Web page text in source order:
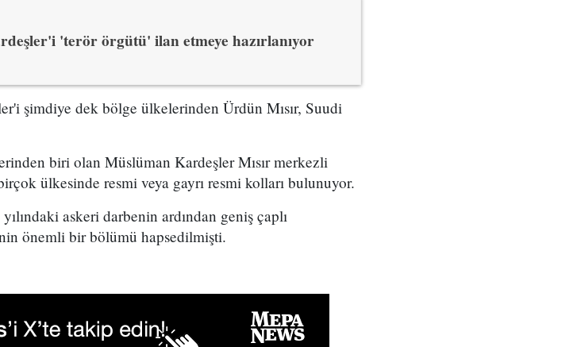
'terör örgütü' ilan etmeye hazırlanıyor
şimdiye dek bölge ülkelerinden Ürdün Mısır, Suudi
biri olan Müslüman Kardeşler Mısır merkezli
ülkesinde resmi veya gayrı resmi kolları bulunuyor.
askeri darbenin ardından geniş çaplı
önemli bir bölümü hapsedilmişti.